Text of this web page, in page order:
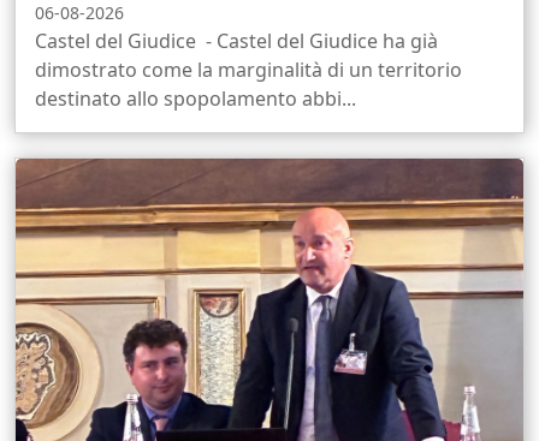
06-08-2026
Castel del Giudice - Castel del Giudice ha già
dimostrato come la marginalità di un territorio
destinato allo spopolamento abbi...